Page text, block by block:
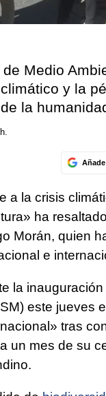
Medio
y la
la
a la crisis
ha
Morán, quien
e
la
este jueves
tras
un mes de su